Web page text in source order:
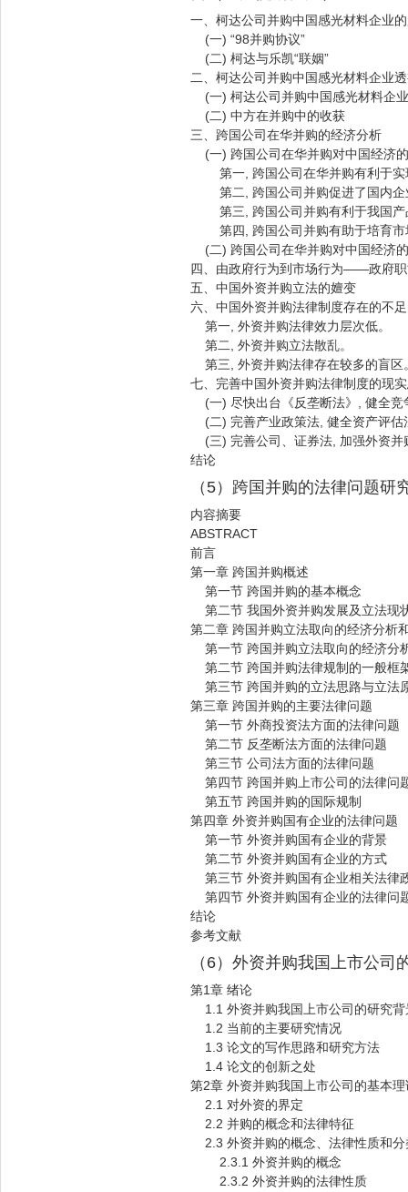
一、柯达公司并购中国感光材料企业
(一) “98并购协议”
(二) 柯达与乐凯“联姻”
二、柯达公司并购中国感光材料企业
(一) 柯达公司并购中国感光材料企
(二) 中方在并购中的收获
三、跨国公司在华并购的经济分析
(一) 跨国公司在华并购对中国经济
第一, 跨国公司在华并购有利于实
第二, 跨国公司并购促进了国内企
第三, 跨国公司并购有利于我国产
第四, 跨国公司并购有助于培育市
(二) 跨国公司在华并购对中国经济
四、由政府行为到市场行为——政府
五、中国外资并购立法的嬗变
六、中国外资并购法律制度存在的不足
第一, 外资并购法律效力层次低。
第二, 外资并购立法散乱。
第三, 外资并购法律存在较多的盲区
七、完善中国外资并购法律制度的现
(一) 尽快出台《反垄断法》, 健全竞
(二) 完善产业政策法, 健全资产评估
(三) 完善公司、证券法, 加强外资并
结论
（5）跨国并购的法律问题研
内容摘要
ABSTRACT
前言
第一章 跨国并购概述
第一节 跨国并购的基本概念
第二节 我国外资并购发展及立法现
第二章 跨国并购立法取向的经济分析
第一节 跨国并购立法取向的经济分
第二节 跨国并购法律规制的一般框
第三节 跨国并购的立法思路与立法
第三章 跨国并购的主要法律问题
第一节 外商投资法方面的法律问题
第二节 反垄断法方面的法律问题
第三节 公司法方面的法律问题
第四节 跨国并购上市公司的法律问
第五节 跨国并购的国际规制
第四章 外资并购国有企业的法律问题
第一节 外资并购国有企业的背景
第二节 外资并购国有企业的方式
第三节 外资并购国有企业相关法律
第四节 外资并购国有企业的法律问
结论
参考文献
（6）外资并购我国上市公
第1章 绪论
1.1 外资并购我国上市公司的研究背
1.2 当前的主要研究情况
1.3 论文的写作思路和研究方法
1.4 论文的创新之处
第2章 外资并购我国上市公司的基本理
2.1 对外资的界定
2.2 并购的概念和法律特征
2.3 外资并购的概念、法律性质和分
2.3.1 外资并购的概念
2.3.2 外资并购的法律性质